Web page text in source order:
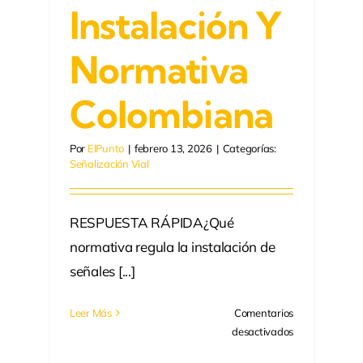
Instalación Y
Normativa
Colombiana
Por ElPunto | febrero 13, 2026 | Categorías:
Señalización Vial
RESPUESTA RÁPIDA¿Qué
normativa regula la instalación de
señales [...]
Leer Más
Comentarios
desactivadosen